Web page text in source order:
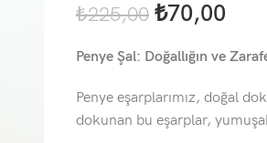
₺225,00 ₺70,00
Penye Şal: Doğallığın ve
Penye eşarplarımız, doğal
dokunan bu eşarplar,